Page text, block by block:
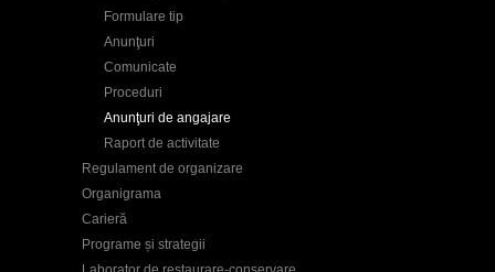
Formulare tip
Anunţuri
Comunicate
Proceduri
Anunţuri de angajare
Raport de activitate
Regulament de organizare
Organigrama
Carieră
Programe și strategii